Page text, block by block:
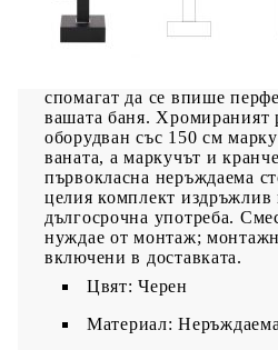
свободностоящ смесител
идеалното решение за
изживяване при къпане.
спомагат да се впише
вашата баня. Хромираният
оборудван със 150 см
ваната, а маркучът и
първокласна неръждаема
целия комплект издръжлив
дългосрочна употреба.
нуждае от монтаж;
включени в доставката.
Цвят: Черен
Материал: